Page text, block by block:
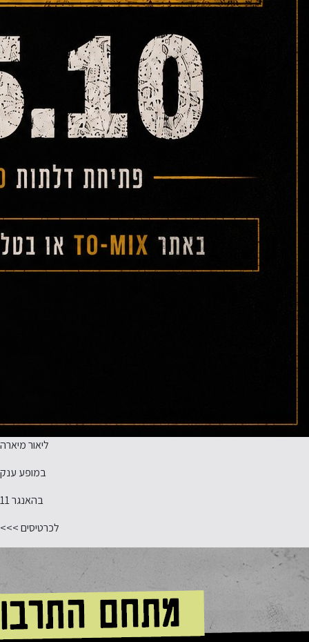
ליאור מיארה
במופע ענק
בהאנגר 11
לכרטיסים >>>